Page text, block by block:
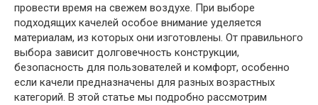
провести время на свежем воздухе. При выборе
подходящих качелей особое внимание уделяется
материалам, из которых они изготовлены. От правильного
выбора зависит долговечность конструкции,
безопасность для пользователей и комфорт, особенно
если качели предназначены для разных возрастных
категорий. В этой статье мы подробно рассмотрим